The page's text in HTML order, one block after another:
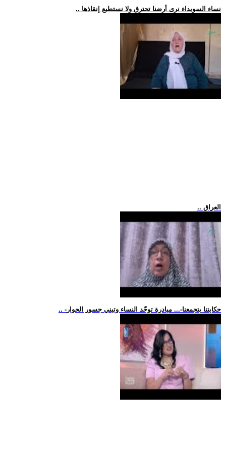
.. نساء السويداء نرى أرضنا تحترق ولا نستطيع إنقاذها
.. العراق
.. -حكايتنا بتجمعنا-... مبادرة توحّد النساء وتبني جسور الحوار